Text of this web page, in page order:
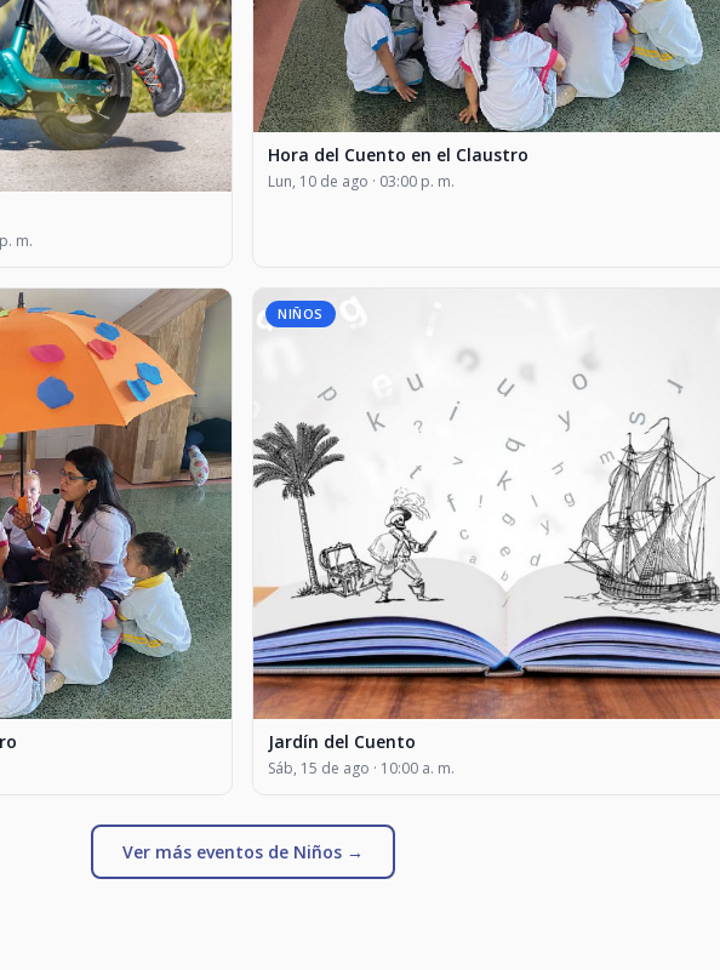
m.
Hora del Cuento en el Claustro
Lun, 10 de ago · 03:00 p. m.
NIÑOS
Jardín del Cuento
Sáb, 15 de ago · 10:00 a. m.
Ver más eventos de Niños →